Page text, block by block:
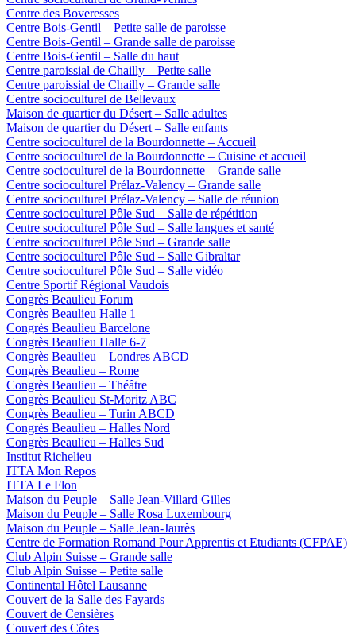
Centre des Boveresses
Centre Bois-Gentil – Petite salle de paroisse
Centre Bois-Gentil – Grande salle de paroisse
Centre Bois-Gentil – Salle du haut
Centre paroissial de Chailly – Petite salle
Centre paroissial de Chailly – Grande salle
Centre socioculturel de Bellevaux
Maison de quartier du Désert – Salle adultes
Maison de quartier du Désert – Salle enfants
Centre socioculturel de la Bourdonnette – Accueil
Centre socioculturel de la Bourdonnette – Cuisine et accueil
Centre socioculturel de la Bourdonnette – Grande salle
Centre socioculturel Prélaz-Valency – Grande salle
Centre socioculturel Prélaz-Valency – Salle de réunion
Centre socioculturel Pôle Sud – Salle de répétition
Centre socioculturel Pôle Sud – Salle langues et santé
Centre socioculturel Pôle Sud – Grande salle
Centre socioculturel Pôle Sud – Salle Gibraltar
Centre socioculturel Pôle Sud – Salle vidéo
Centre Sportif Régional Vaudois
Congrès Beaulieu Forum
Congrès Beaulieu Halle 1
Congrès Beaulieu Barcelone
Congrès Beaulieu Halle 6-7
Congrès Beaulieu – Londres ABCD
Congrès Beaulieu – Rome
Congrès Beaulieu – Théâtre
Congrès Beaulieu St-Moritz ABC
Congrès Beaulieu – Turin ABCD
Congrès Beaulieu – Halles Nord
Congrès Beaulieu – Halles Sud
Institut Richelieu
ITTA Mon Repos
ITTA Le Flon
Maison du Peuple – Salle Jean-Villard Gilles
Maison du Peuple – Salle Rosa Luxembourg
Maison du Peuple – Salle Jean-Jaurès
Centre de Formation Romand Pour Apprentis et Etudiants (CFPAE)
Club Alpin Suisse – Grande salle
Club Alpin Suisse – Petite salle
Continental Hôtel Lausanne
Couvert de la Salle des Fayards
Couvert de Censières
Couvert des Côtes